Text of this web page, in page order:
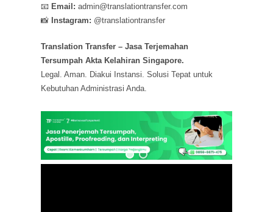
📧 Email: admin@translationtransfer.com
📸 Instagram: @translationtransfer
Translation Transfer – Jasa Terjemahan
Tersumpah Akta Kelahiran Singapore.
Legal. Aman. Diakui Instansi. Solusi Tepat untuk
Kebutuhan Administrasi Anda.